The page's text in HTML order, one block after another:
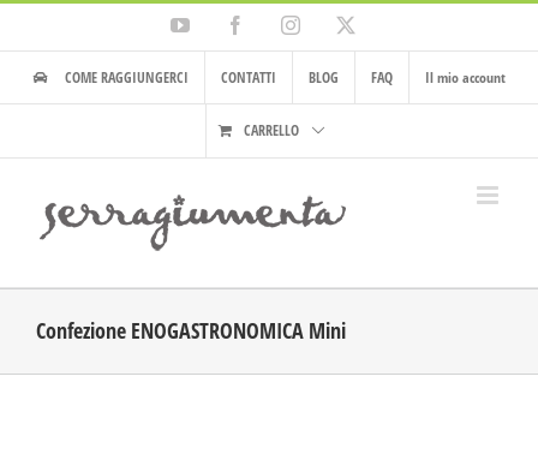
Salta
contenuto
YouTube FacebookInstagram
COME RAGGIUNGERCI CONTATTI BLOG FAQ Il mio account
CARRELLO
Confezione ENOGASTRONOMICA Mini